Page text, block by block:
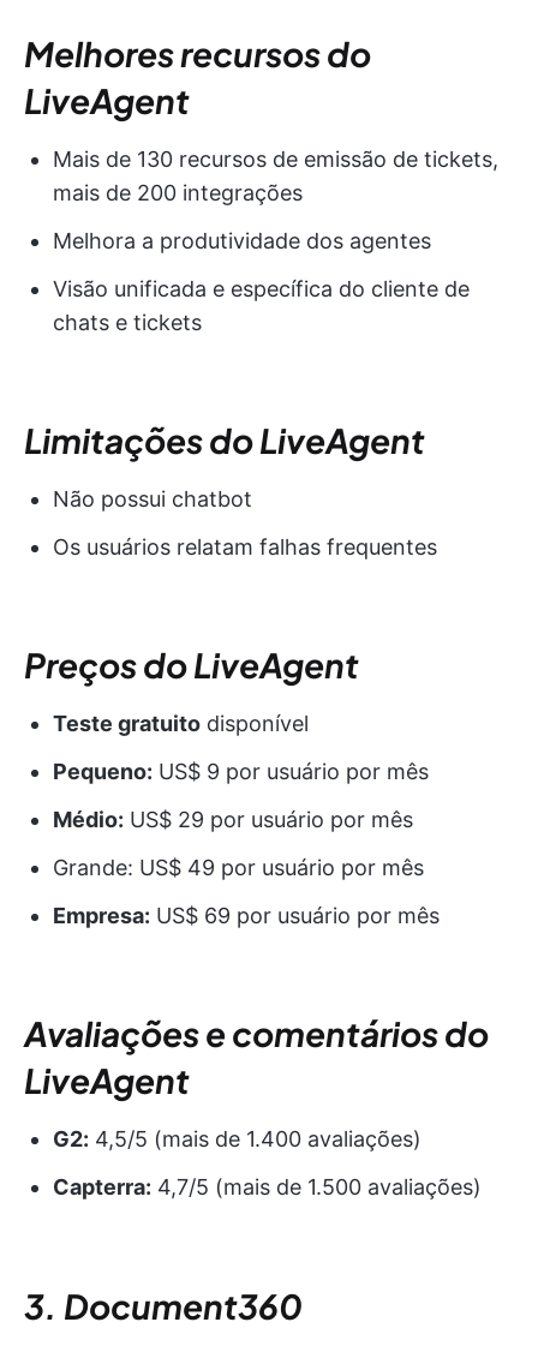
Melhores recursos do
LiveAgent
Mais de 130 recursos de emissão de tickets,
mais de 200 integrações
Melhora a produtividade dos agentes
Visão unificada e específica do cliente de
chats e tickets
Limitações do LiveAgent
Não possui chatbot
Os usuários relatam falhas frequentes
Preços do LiveAgent
Teste gratuito disponível
Pequeno: US$ 9 por usuário por mês
Médio: US$ 29 por usuário por mês
Grande: US$ 49 por usuário por mês
Empresa: US$ 69 por usuário por mês
Avaliações e comentários do
LiveAgent
G2: 4,5/5 (mais de 1.400 avaliações)
Capterra: 4,7/5 (mais de 1.500 avaliações)
3. Document360